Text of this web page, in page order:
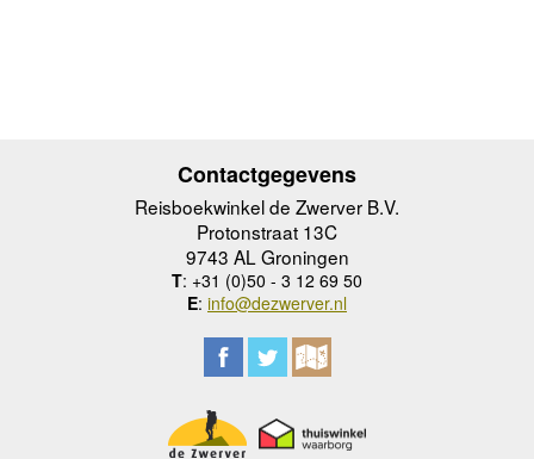
Contactgegevens
Reisboekwinkel de Zwerver B.V.
Protonstraat 13C
9743 AL Groningen
T: +31 (0)50 - 3 12 69 50
E: info@dezwerver.nl